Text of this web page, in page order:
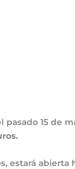
15 de
estará